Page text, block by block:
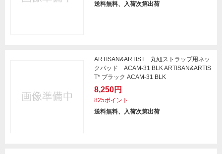
送料無料、入荷次第出荷
ARTISAN&ARTIST 丸紐ストラップ用ネッ
クパッド ACAM-31 BLK ARTISAN&ARTIS
T* ブラック ACAM-31 BLK
8,250円
825ポイント
送料無料、入荷次第出荷